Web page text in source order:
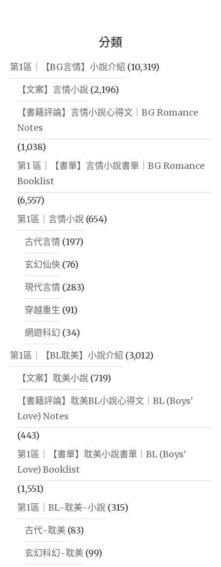
分類
第1區｜【BG言情】小說介紹 (10,319)
【文案】言情小說 (2,196)
【書籍評論】言情小說心得文｜BG Romance
Notes
(1,038)
第1 區｜【書單】言情小說書單｜BG Romance
Booklist
(6,557)
第1區｜言情小說 (654)
古代言情 (197)
玄幻仙俠 (76)
現代言情 (283)
穿越重生 (91)
網遊科幻 (34)
第1區｜【BL耽美】小說介紹 (3,012)
【文案】耽美小說 (719)
【書籍評論】耽美BL小說心得文｜BL (Boys'
Love) Notes
(443)
第1區｜【書單】耽美小說書單｜BL (Boys'
Love) Booklist
(1,551)
第1區｜BL-耽美-小說 (315)
古代-耽美 (83)
玄幻科幻-耽美 (99)